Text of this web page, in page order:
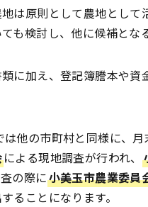
は原則として農地とし
も検討し、他に候補とな
に加え、登記簿謄本や資
は他の市町村と同様に、
による現地調査が行われ、
の際に小美玉市農業委員
ることになります。